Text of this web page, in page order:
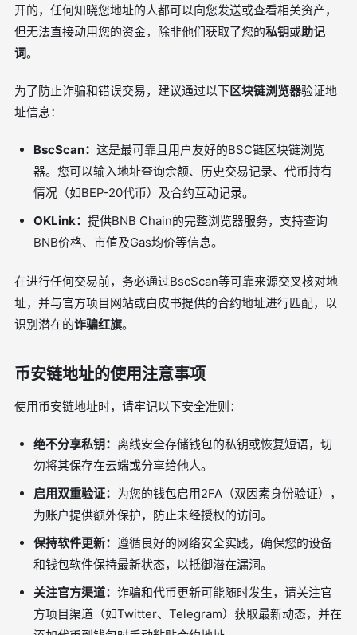
开的，任何知晓您地址的人都可以向您发送或查看相关资产，
但无法直接动用您的资金，除非他们获取了您的私钥或助记
词。
为了防止诈骗和错误交易，建议通过以下区块链浏览器验证地
址信息：
BscScan： 这是最可靠且用户友好的BSC链区块链浏览
器。您可以输入地址查询余额、历史交易记录、代币持有
情况（如BEP-20代币）及合约互动记录。
OKLink： 提供BNB Chain的完整浏览器服务，支持查询
BNB价格、市值及Gas均价等信息。
在进行任何交易前，务必通过BscScan等可靠来源交叉核对地
址，并与官方项目网站或白皮书提供的合约地址进行匹配，以
识别潜在的诈骗红旗。
币安链地址的使用注意事项
使用币安链地址时，请牢记以下安全准则：
绝不分享私钥： 离线安全存储钱包的私钥或恢复短语，切
勿将其保存在云端或分享给他人。
启用双重验证： 为您的钱包启用2FA（双因素身份验证），
为账户提供额外保护，防止未经授权的访问。
保持软件更新： 遵循良好的网络安全实践，确保您的设备
和钱包软件保持最新状态，以抵御潜在漏洞。
关注官方渠道： 诈骗和代币更新可能随时发生，请关注官
方项目渠道（如Twitter、Telegram）获取最新动态，并在